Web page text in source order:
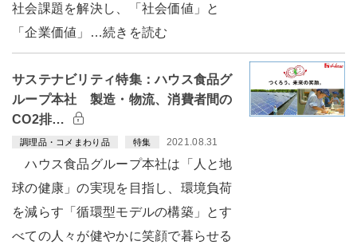
社会課題を解決し、「社会価値」と
「企業価値」…続きを読む
サステナビリティ特集：ハウス食品グ
ループ本社 製造・物流、消費者間の
CO2排…
調理品・コメまわり品 特集 2021.08.31
ハウス食品グループ本社は「人と地
球の健康」の実現を目指し、環境負荷
を減らす「循環型モデルの構築」とす
べての人々が健やかに笑顔で暮らせる